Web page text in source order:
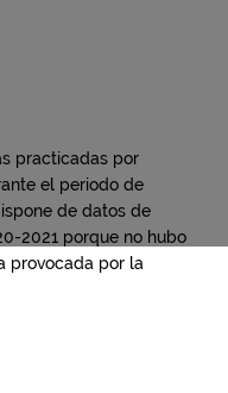
practicadas por
el periodo de
de datos de
2021 porque no hubo
provocada por la